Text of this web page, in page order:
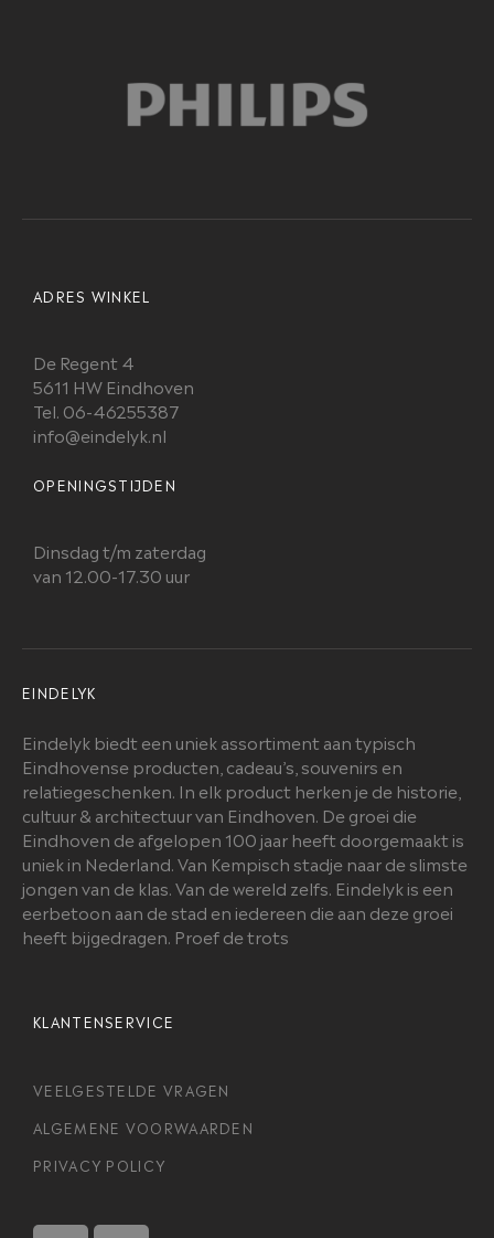
ADRES WINKEL
De Regent 4
5611 HW Eindhoven
Tel. 06-46255387
info@eindelyk.nl
OPENINGSTIJDEN
Dinsdag t/m zaterdag
van 12.00-17.30 uur
EINDELYK
Eindelyk biedt een uniek assortiment aan typisch
Eindhovense producten, cadeau’s, souvenirs en
relatiegeschenken. In elk product herken je de historie,
cultuur & architectuur van Eindhoven. De groei die
Eindhoven de afgelopen 100 jaar heeft doorgemaakt is
uniek in Nederland. Van Kempisch stadje naar de slimste
jongen van de klas. Van de wereld zelfs. Eindelyk is een
eerbetoon aan de stad en iedereen die aan deze groei
heeft bijgedragen. Proef de trots
KLANTENSERVICE
VEELGESTELDE VRAGEN
ALGEMENE VOORWAARDEN
PRIVACY POLICY